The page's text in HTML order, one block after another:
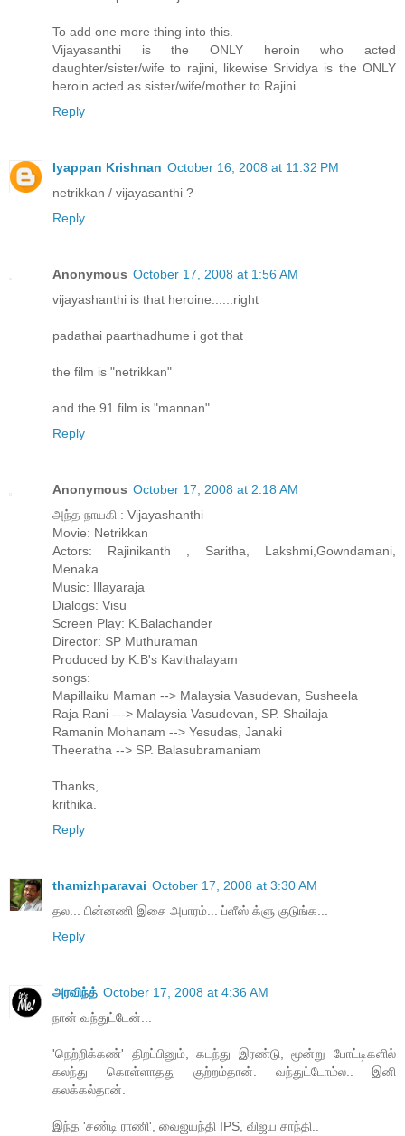
To add one more thing into this.
Vijayasanthi is the ONLY heroin who acted
daughter/sister/wife to rajini, likewise Srividya is the ONLY
heroin acted as sister/wife/mother to Rajini.
Reply
Iyappan Krishnan October 16, 2008 at 11:32 PM
netrikkan / vijayasanthi ?
Reply
Anonymous October 17, 2008 at 1:56 AM
vijayashanthi is that heroine......right
padathai paarthadhume i got that
the film is "netrikkan"
and the 91 film is "mannan"
Reply
Anonymous October 17, 2008 at 2:18 AM
அந்த நாயகி : Vijayashanthi
Movie: Netrikkan
Actors: Rajinikanth , Saritha, Lakshmi,Gowndamani,
Menaka
Music: Illayaraja
Dialogs: Visu
Screen Play: K.Balachander
Director: SP Muthuraman
Produced by K.B's Kavithalayam
songs:
Mapillaiku Maman --> Malaysia Vasudevan, Susheela
Raja Rani ---> Malaysia Vasudevan, SP. Shailaja
Ramanin Mohanam --> Yesudas, Janaki
Theeratha --> SP. Balasubramaniam
Thanks,
krithika.
Reply
thamizhparavai October 17, 2008 at 3:30 AM
தல... பின்னணி இசை அபாரம்... ப்ளீஸ் க்ளு குடுங்க...
Reply
அரவிந்த் October 17, 2008 at 4:36 AM
நான் வந்துட்டேன்...
'நெற்றிக்கண்' திறப்பினும், கடந்து இரண்டு, மூன்று போட்டிகளில்
கலந்து கொள்ளாதது குற்றம்தான். வந்துட்டோம்ல.. இனி
கலக்கல்தான்.
இந்த 'சண்டி ராணி', வைஜயந்தி IPS, விஜய சாந்தி..